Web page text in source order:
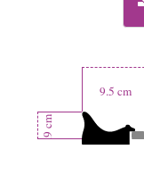
9.5 cm
3.9
cm